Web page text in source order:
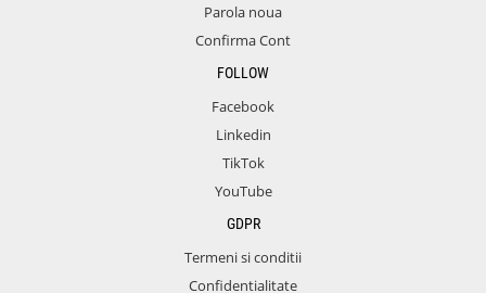
Parola noua
Confirma Cont
FOLLOW
Facebook
Linkedin
TikTok
YouTube
GDPR
Termeni si conditii
Confidentialitate